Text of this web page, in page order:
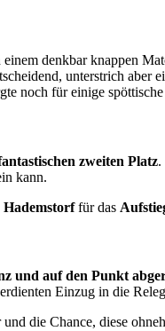
denkbar knappen
unterstrich
noch für einige
zweiten Platz.
kann.
Hademstorffür das
und auf den Punkt
Einzug in die
die Chance, diese